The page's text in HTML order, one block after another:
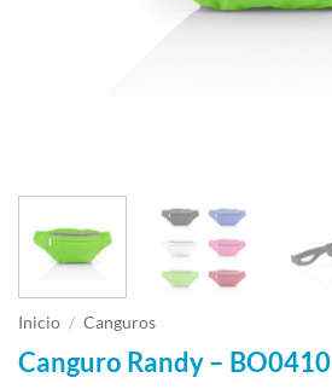
Inicio / Canguros
Canguro Randy – BO0410